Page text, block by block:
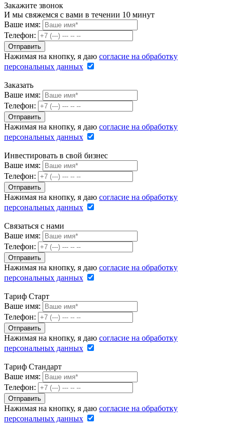
Закажите звонок
И мы свяжемся с вами в течении 10 минут
Ваше имя:
Телефон:
Нажимая на кнопку, я даю согласие на обработку
персональных данных
Заказать
Ваше имя:
Телефон:
Нажимая на кнопку, я даю согласие на обработку
персональных данных
Инвестировать в свой бизнес
Ваше имя:
Телефон:
Нажимая на кнопку, я даю согласие на обработку
персональных данных
Связаться с нами
Ваше имя:
Телефон:
Нажимая на кнопку, я даю согласие на обработку
персональных данных
Тариф Старт
Ваше имя:
Телефон:
Нажимая на кнопку, я даю согласие на обработку
персональных данных
Тариф Стандарт
Ваше имя:
Телефон:
Нажимая на кнопку, я даю согласие на обработку
персональных данных